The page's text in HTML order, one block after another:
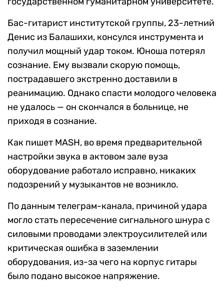
Бас-гитарист институтской группы, 23-летний
Денис из Балашихи, консулся инструмента и
получил мощный удар током. Юноша потерял
сознание. Ему вызвали скорую помощь,
пострадавшего экстренно доставили в
реанимацию. Однако спасти молодого человека
не удалось — он скончался в больнице, не
приходя в сознание.
Как пишет MASH, во время предварительной
настройки звука в актовом зале вуза
оборудование работало исправно, никаких
подозрений у музыкантов не возникло.
По данным телеграм-канала, причиной удара
могло стать пересечение сигнального шнура с
силовыми проводами электроусилителей или
критическая ошибка в заземлении
оборудования, из-за чего на корпус гитары
было подано высокое напряжение.